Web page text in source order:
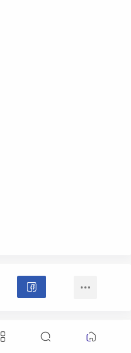
الصف الثانى الثانوى الترم الثانى